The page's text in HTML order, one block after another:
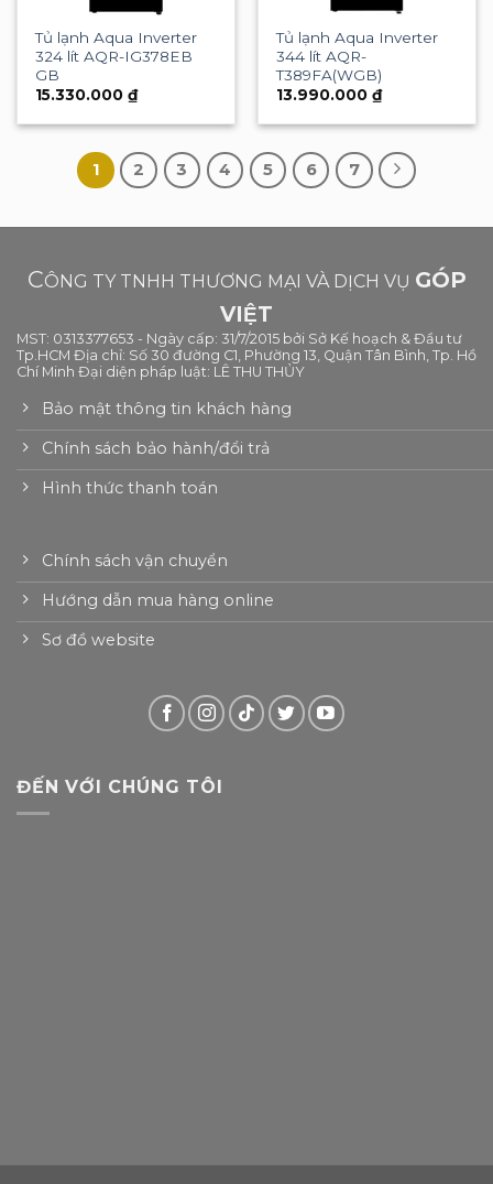
Tủ lạnh Aqua Inverter
324 lít AQR-IG378EB
GB
15.330.000₫
Tủ lạnh Aqua Inverter
344 lít AQR-
T389FA(WGB)
13.990.000₫
1 2 3 4 5 6 7
CÔNG TY TNHH THƯƠNG MẠI VÀ DỊCH VỤ GÓP
VIỆT
MST: 0313377653 - Ngày cấp: 31/7/2015 bởi Sở Kế hoạch & Đầu tư
Tp.HCM Địa chỉ: Số 30 đường C1, Phường 13, Quận Tân Bình, Tp. Hồ
Chí Minh Đại diện pháp luật: LÊ THU THỦY
Bảo mật thông tin khách hàng
Chính sách bảo hành/đổi trả
Hình thức thanh toán
Chính sách vận chuyển
Hướng dẫn mua hàng online
Sơ đồ website
ĐẾN VỚI CHÚNG TÔI